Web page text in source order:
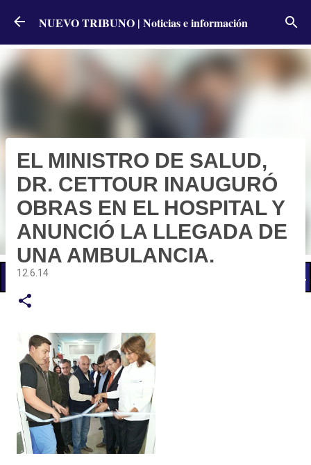
Ir al contenido principal
NUEVO TRIBUNO | Noticias e información
📢 LO ÚLTIMO
EL MINISTRO DE SALUD,
DR. CETTOUR INAUGURÓ
OBRAS EN EL HOSPITAL Y
ANUNCIÓ LA LLEGADA DE
UNA AMBULANCIA.
12.6.14